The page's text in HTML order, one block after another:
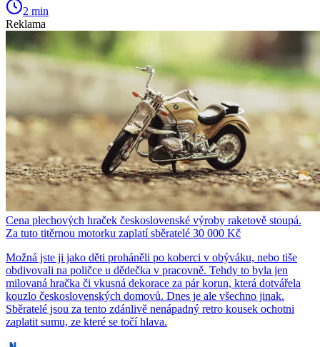
2 min
Reklama
Cena plechových hraček československé výroby raketově stoupá.
Za tuto titěrnou motorku zaplatí sběratelé 30 000 Kč
Možná jste ji jako děti proháněli po koberci v obýváku, nebo tiše
obdivovali na poličce u dědečka v pracovně. Tehdy to byla jen
milovaná hračka či vkusná dekorace za pár korun, která dotvářela
kouzlo československých domovů. Dnes je ale všechno jinak.
Sběratelé jsou za tento zdánlivě nenápadný retro kousek ochotni
zaplatit sumu, ze které se točí hlava.